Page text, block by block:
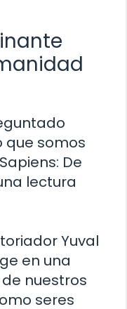
que somos
De
lectura
Yuval
en una
nuestros
seres